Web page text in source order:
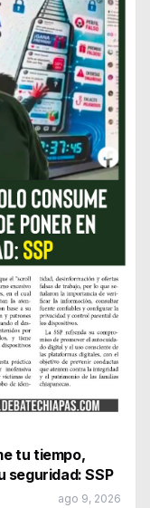
tu tiempo,
seguridad: SSP
ago 9, 2026